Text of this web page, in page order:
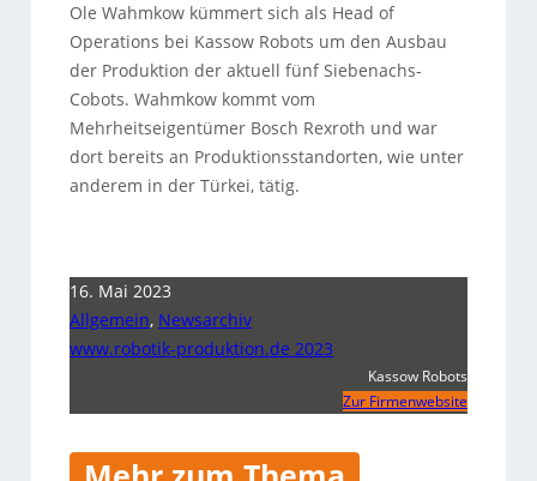
Ole Wahmkow kümmert sich als Head of
Operations bei Kassow Robots um den Ausbau
der Produktion der aktuell fünf Siebenachs-
Cobots. Wahmkow kommt vom
Mehrheitseigentümer Bosch Rexroth und war
dort bereits an Produktionsstandorten, wie unter
anderem in der Türkei, tätig.
16. Mai 2023
Allgemein, Newsarchiv
www.robotik-produktion.de 2023
Kassow Robots
Zur Firmenwebsite